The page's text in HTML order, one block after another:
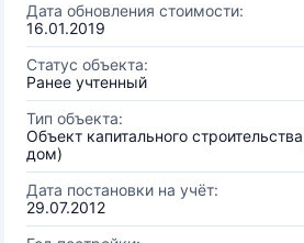
Дата обновления стоимости:
16.01.2019
Статус объекта:
Ранее учтенный
Тип объекта:
Объект капитального
дом)
Дата постановки на учёт:
29.07.2012